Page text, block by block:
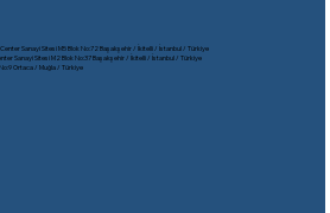
Center Sanayi Sitesi M5 Blok No:72 Başakşehir / İkitelli / İstanbul / Türkiye
Sanayi Sitesi M2 Blok No:37 Başakşehir / İkitelli / İstanbul / Türkiye
Ortaca / Muğla / Türkiye